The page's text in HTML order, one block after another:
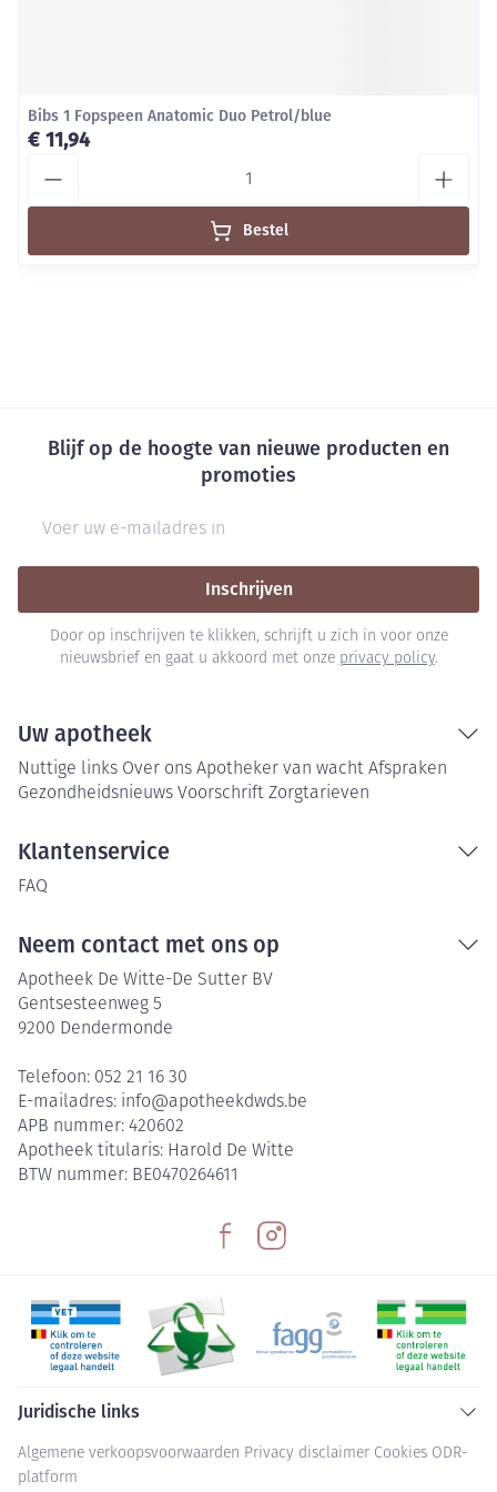
Bibs 1 Fopspeen Anatomic Duo Petrol/blue
€ 11,94
Bestel
Blijf op de hoogte van nieuwe producten en
promoties
Inschrijven
Door op inschrijven te klikken, schrijft u zich in voor onze
nieuwsbrief en gaat u akkoord met onze privacy policy.
Uw apotheek
Nuttige links Over ons Apotheker van wacht Afspraken
Gezondheidsnieuws Voorschrift Zorgtarieven
Klantenservice
FAQ
Neem contact met ons op
Apotheek De Witte-De Sutter BV
Gentsesteenweg 5
9200 Dendermonde
Telefoon: 052 21 16 30
E-mailadres: info@apotheekdwds.be
APB nummer: 420602
Apotheek titularis: Harold De Witte
BTW nummer: BE0470264611
Juridische links
Algemene verkoopsvoorwaarden Privacy disclaimer Cookies ODR-
platform